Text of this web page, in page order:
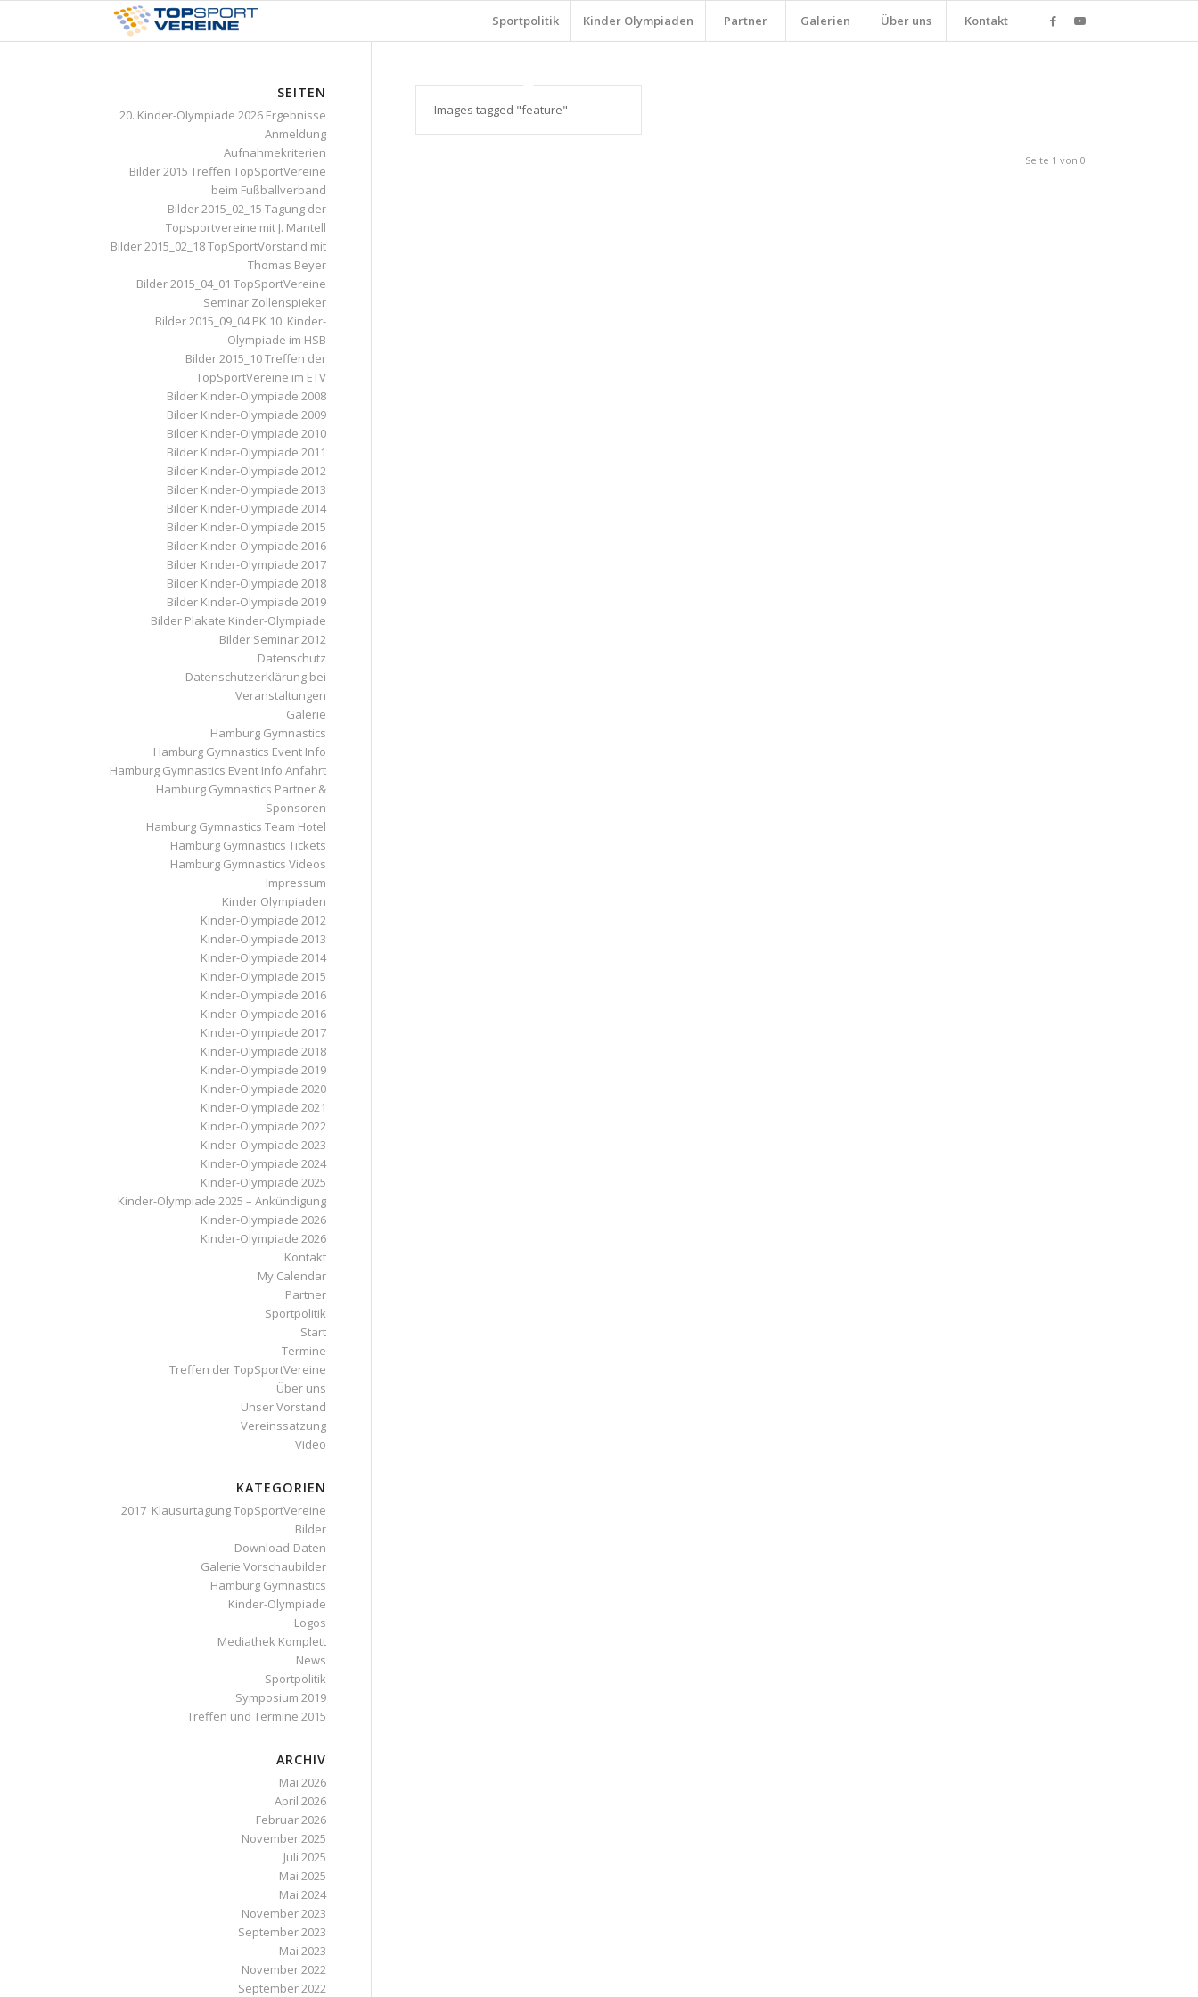
Sportpolitik Kinder Olympiaden Partner Galerien Über uns Kontakt
Images tagged "feature"
Seite 1 von 0
SEITEN
20. Kinder-Olympiade 2026 Ergebnisse
Anmeldung
Aufnahmekriterien
Bilder 2015 Treffen TopSportVereine
beim Fußballverband
Bilder 2015_02_15 Tagung der
Topsportvereine mit J. Mantell
Bilder 2015_02_18 TopSportVorstand mit
Thomas Beyer
Bilder 2015_04_01 TopSportVereine
Seminar Zollenspieker
Bilder 2015_09_04 PK 10. Kinder-
Olympiade im HSB
Bilder 2015_10 Treffen der
TopSportVereine im ETV
Bilder Kinder-Olympiade 2008
Bilder Kinder-Olympiade 2009
Bilder Kinder-Olympiade 2010
Bilder Kinder-Olympiade 2011
Bilder Kinder-Olympiade 2012
Bilder Kinder-Olympiade 2013
Bilder Kinder-Olympiade 2014
Bilder Kinder-Olympiade 2015
Bilder Kinder-Olympiade 2016
Bilder Kinder-Olympiade 2017
Bilder Kinder-Olympiade 2018
Bilder Kinder-Olympiade 2019
Bilder Plakate Kinder-Olympiade
Bilder Seminar 2012
Datenschutz
Datenschutzerklärung bei
Veranstaltungen
Galerie
Hamburg Gymnastics
Hamburg Gymnastics Event Info
Hamburg Gymnastics Event Info Anfahrt
Hamburg Gymnastics Partner &
Sponsoren
Hamburg Gymnastics Team Hotel
Hamburg Gymnastics Tickets
Hamburg Gymnastics Videos
Impressum
Kinder Olympiaden
Kinder-Olympiade 2012
Kinder-Olympiade 2013
Kinder-Olympiade 2014
Kinder-Olympiade 2015
Kinder-Olympiade 2016
Kinder-Olympiade 2016
Kinder-Olympiade 2017
Kinder-Olympiade 2018
Kinder-Olympiade 2019
Kinder-Olympiade 2020
Kinder-Olympiade 2021
Kinder-Olympiade 2022
Kinder-Olympiade 2023
Kinder-Olympiade 2024
Kinder-Olympiade 2025
Kinder-Olympiade 2025 – Ankündigung
Kinder-Olympiade 2026
Kinder-Olympiade 2026
Kontakt
My Calendar
Partner
Sportpolitik
Start
Termine
Treffen der TopSportVereine
Über uns
Unser Vorstand
Vereinssatzung
Video
KATEGORIEN
2017_Klausurtagung TopSportVereine
Bilder
Download-Daten
Galerie Vorschaubilder
Hamburg Gymnastics
Kinder-Olympiade
Logos
Mediathek Komplett
News
Sportpolitik
Symposium 2019
Treffen und Termine 2015
ARCHIV
Mai 2026
April 2026
Februar 2026
November 2025
Juli 2025
Mai 2025
Mai 2024
November 2023
September 2023
Mai 2023
November 2022
September 2022